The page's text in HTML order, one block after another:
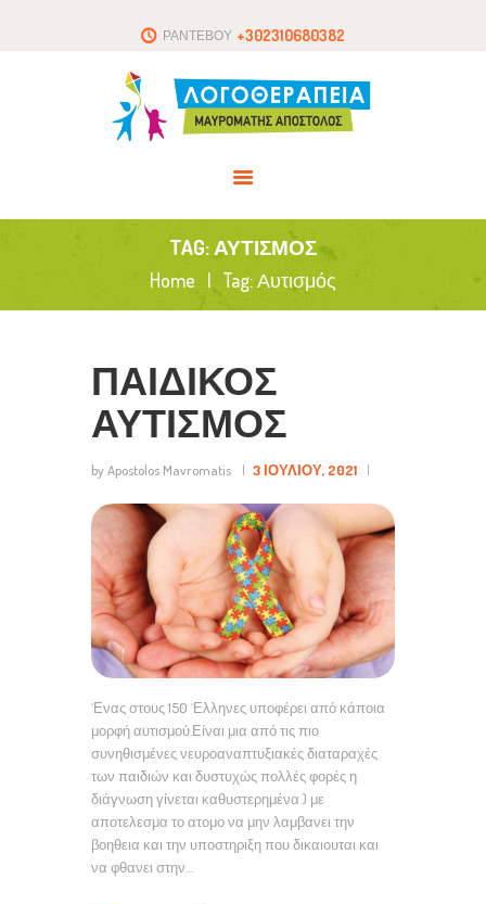
ΡΑΝΤΕΒΟΥ +302310680382
TAG: ΑΥΤΙΣΜΌΣ
Home Tag: Αυτισμός
ΑΡΘΡΑ
ΕΠΙΚΟΙΝΩΝΙΑ
ΠΑΙΔΙΚΟΣ
ΑΥΤΙΣΜΟΣ
by Apostolos Mavromatis 3 ΙΟΥΛΊΟΥ, 2021
‘Ενας στους 150 ‘Ελληνες υποφέρει από κάποια
μορφή αυτισμού.Είναι μια από τις πιο
συνηθισμένες νευροαναπτυξιακές διαταραχές
των παιδιών και δυστυχώς πολλές φορές η
διάγνωση γίνεται καθυστερημένα ) με
αποτελεσμα το ατομο να μην λαμβανει την
βοηθεια και την υποστηριξη που δικαιουται και
να φθανει στην…